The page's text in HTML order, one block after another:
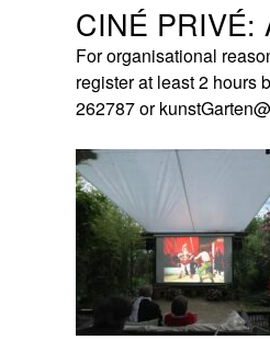
CINÉ PRIVÉ:
For organisational
register at least 2 hours
262787 or